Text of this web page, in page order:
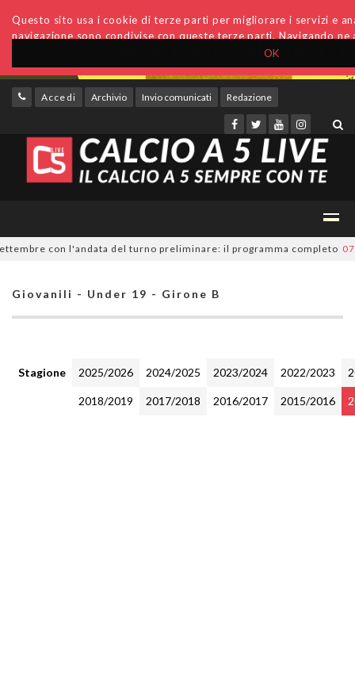
OK
Questo sito usa i cookie di terze parti per migliorare i servizi e
navigazione sono condivise con queste terze parti. Navigando
Accedi Archivio Invio comunicati Redazione
con l'andata del turno preliminare: il programma completo 07/
Giovanili - Under 19 - Girone B
Stagione 2025/2026 2024/2025 2023/2024 2022/2023
2018/2019 2017/2018 2016/2017 2015/2016